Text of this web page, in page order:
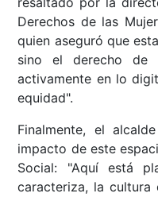
Derechos de las
quien aseguró que
sino el derecho de
activamente en lo
equidad".
Finalmente, el
impacto de este
Social: "Aquí está
caracteriza, la